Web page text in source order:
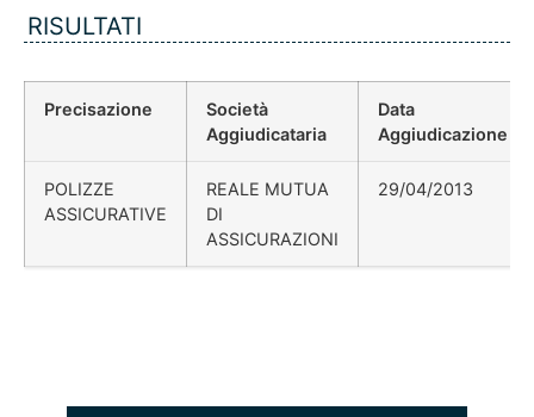
RISULTATI
Precisazione
Società
Aggiudicataria
Data
Aggiudicazione
POLIZZE
ASSICURATIVE
REALE MUTUA
DI
ASSICURAZIONI
29/04/2013